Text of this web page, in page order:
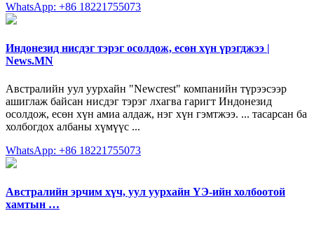
WhatsApp: +86 18221755073
Индонезид нисдэг тэрэг осолдож, есөн хүн үрэгджээ |
News.MN
Австралийн уул уурхайн "Newcrest" компанийн түрээсээр
ашиглаж байсан нисдэг тэрэг лхагва гаригт Индонезид
осолдож, есөн хүн амиа алдаж, нэг хүн гэмтжээ. ... тасарсан ба
холбогдох албаны хүмүүс ...
WhatsApp: +86 18221755073
Австралийн эрчим хүч, уул уурхайн ҮЭ-ийн холбоотой
хамтын …